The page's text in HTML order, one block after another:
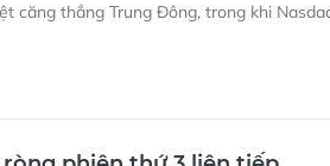
căng thẳng Trung Đông, trong khi